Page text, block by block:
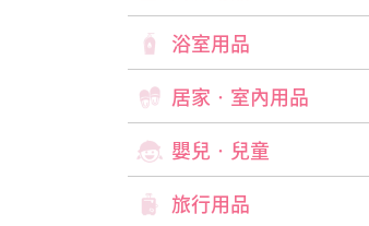
浴室用品
居家‧室內用品
嬰兒‧兒童
旅行用品